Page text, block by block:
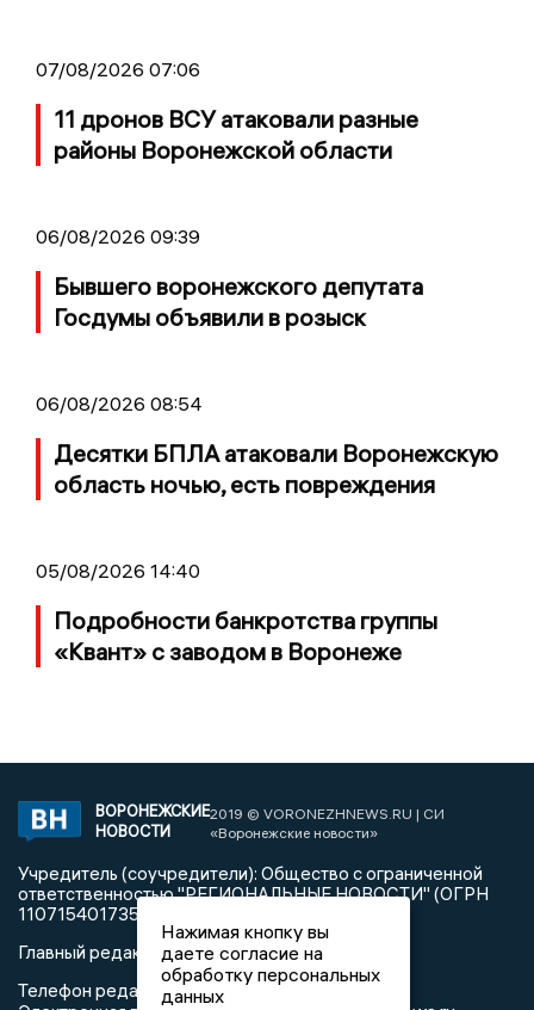
07/08/2026 07:06
11 дронов ВСУ атаковали разные
районы Воронежской области
06/08/2026 09:39
Бывшего воронежского депутата
Госдумы объявили в розыск
06/08/2026 08:54
Десятки БПЛА атаковали Воронежскую
область ночью, есть повреждения
05/08/2026 14:40
Подробности банкротства группы
«Квант» с заводом в Воронеже
ВОРОНЕЖСКИЕ
НОВОСТИ
2019 © VORONEZHNEWS.RU | СИ
«Воронежские новости»
Учредитель (соучредители): Общество с ограниченной
ответственностью "РЕГИОНАЛЬНЫЕ НОВОСТИ" (ОГРН
1107154017354)
Главный редактор: Пирогов А.А.
Телефон редакции: +7 (473) 262 77 92
Нажимая кнопку вы
даете согласие на
обработку персональных
данных